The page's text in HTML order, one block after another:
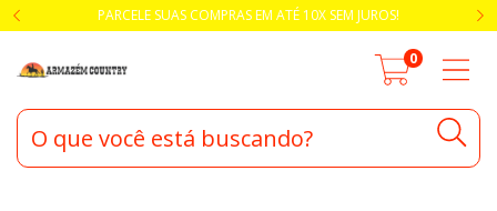
PARCELE SUAS COMPRAS EM ATÉ 10X SEM JUROS!
0